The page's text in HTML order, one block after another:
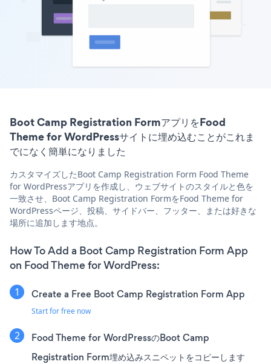
Boot Camp Registration FormアプリをFood
Theme for WordPressサイトに埋め込むことがこれま
でになく簡単になりました
カスタマイズしたBoot Camp Registration Form Food Theme
for WordPressアプリを作成し、ウェブサイトのスタイルと色を
一致させ、Boot Camp Registration FormをFood Theme for
WordPressページ、投稿、サイドバー、フッター、または好きな
場所に追加します地点。
How To Add a Boot Camp Registration Form App
on Food Theme for WordPress:
Create a Free Boot Camp Registration Form App
Start for free now
Food Theme for WordPressのBoot Camp
Registration Form埋め込みスニペットをコピーします